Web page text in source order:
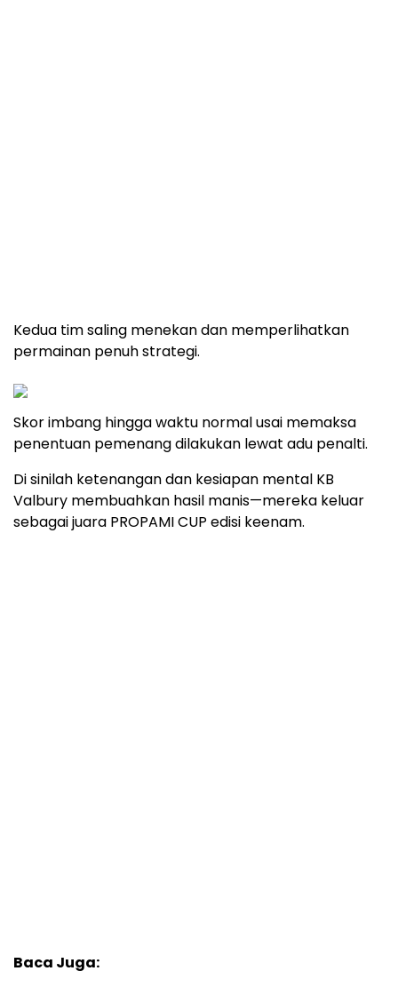
Kedua tim saling menekan dan memperlihatkan
permainan penuh strategi.
Skor imbang hingga waktu normal usai memaksa
penentuan pemenang dilakukan lewat adu penalti.
Di sinilah ketenangan dan kesiapan mental KB
Valbury membuahkan hasil manis—mereka keluar
sebagai juara PROPAMI CUP edisi keenam.
Baca Juga: